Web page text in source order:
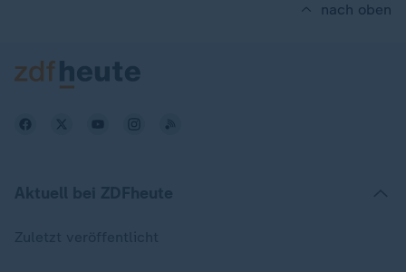
nach oben